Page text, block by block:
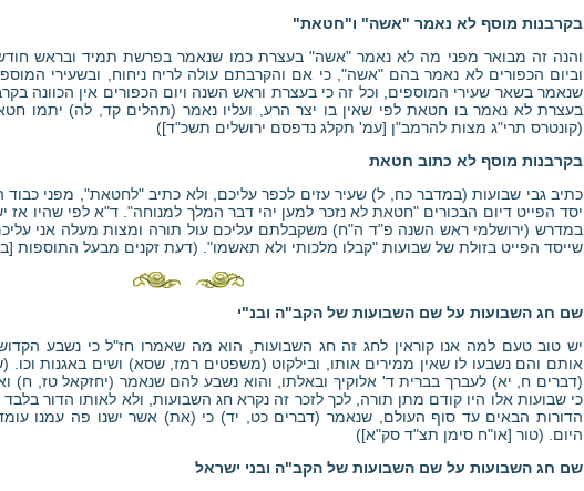
בקרבנות מוסף לא נאמר "אשה" ו"חטאת"
והנה זה מבואר מפני מה לא נאמר "אשה" בעצרת כמו שנאמר בפרשת תמיד ובראש
וביום הכפורים לא נאמר בהם "אשה", כי אם והקרבתם עולה לריח ניחוח, ובשעירי
שנאמר בשאר שעירי המוספים, וכל זה כי בעצרת וראש השנה ויום הכפורים אין הכוונה
בעצרת לא נאמר בו חטאת לפי שאין בו יצר הרע, ועליו נאמר (תהלים קד, לה) יתמו
(קונטרס תרי"ג מצות להרמב"ן [עמ' תקלג נדפסם ירושלים תשכ"ד])
בקרבנות מוסף לא כתוב חטאת
כתיב גבי שבועות (במדבר כח, ל) שעיר עזים לכפר עליכם, ולא כתיב "לחטאת", מפני כבוד
יסד הפייט דיום הבכורים "חטאת לא נזכר למען יהי דבר המלך למנוחה". ד"א לפי שהיו
במדרש (ירושלמי ראש השנה פ"ד ה"ח) משקבלתם עליכם עול תורה ומצות מעלה אני
שייסד הפייט בזולת של שבועות "קבלו מלכותי ולא תאשמו". (דעת זקנים מבעל התוספות
שם חג השבועות על שם השבועות של הקב"ה ובנ"י
יש טוב טעם למה אנו קוראין לחג זה חג השבועות, הוא מה שאמרו חז"ל כי נשבע
אותם והם נשבעו לו שאין ממירים אותו, ובילקוט (משפטים רמז, שסא) ושים באגנות וכו.
(דברים ח, יא) לעברך בברית ד' אלוקיך ובאלתו, והוא נשבע להם שנאמר (יחזקאל טז, ח)
כי שבועות אלו היו קודם מתן תורה, לכך לזכר זה נקרא חג השבועות, ולא לאותו הדור
הדורות הבאים עד סוף העולם, שנאמר (דברים כט, יד) כי (את) אשר ישנו פה עמנו
היום. (טור [או"ח סימן תצ"ד סק"א])
שם חג השבועות על שם השבועות של הקב"ה ובני ישראל